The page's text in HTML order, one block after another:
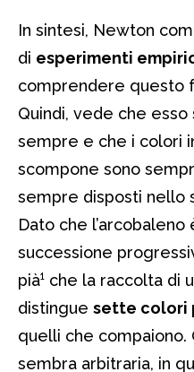
In sintesi, Newton
di esperimenti
comprendere questo
Quindi, vede che
sempre e che i colori
scompone sono
sempre disposti nello
Dato che l’arcobaleno
successione
pià¹ che la raccolta di
distingue sette colori
quelli che compaiono.
sembra arbitraria, in